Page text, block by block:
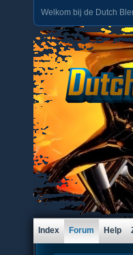
Welkom bij de Dutch
Index Forum Help